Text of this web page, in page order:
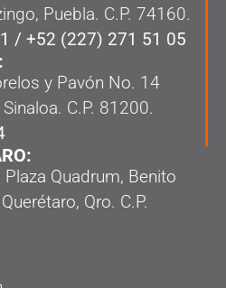
Puebla. C.P. 74160.
/ +52 (227) 271 51 05
y Pavón No. 14
C.P. 81200.
Quadrum, Benito
Qro. C.P.